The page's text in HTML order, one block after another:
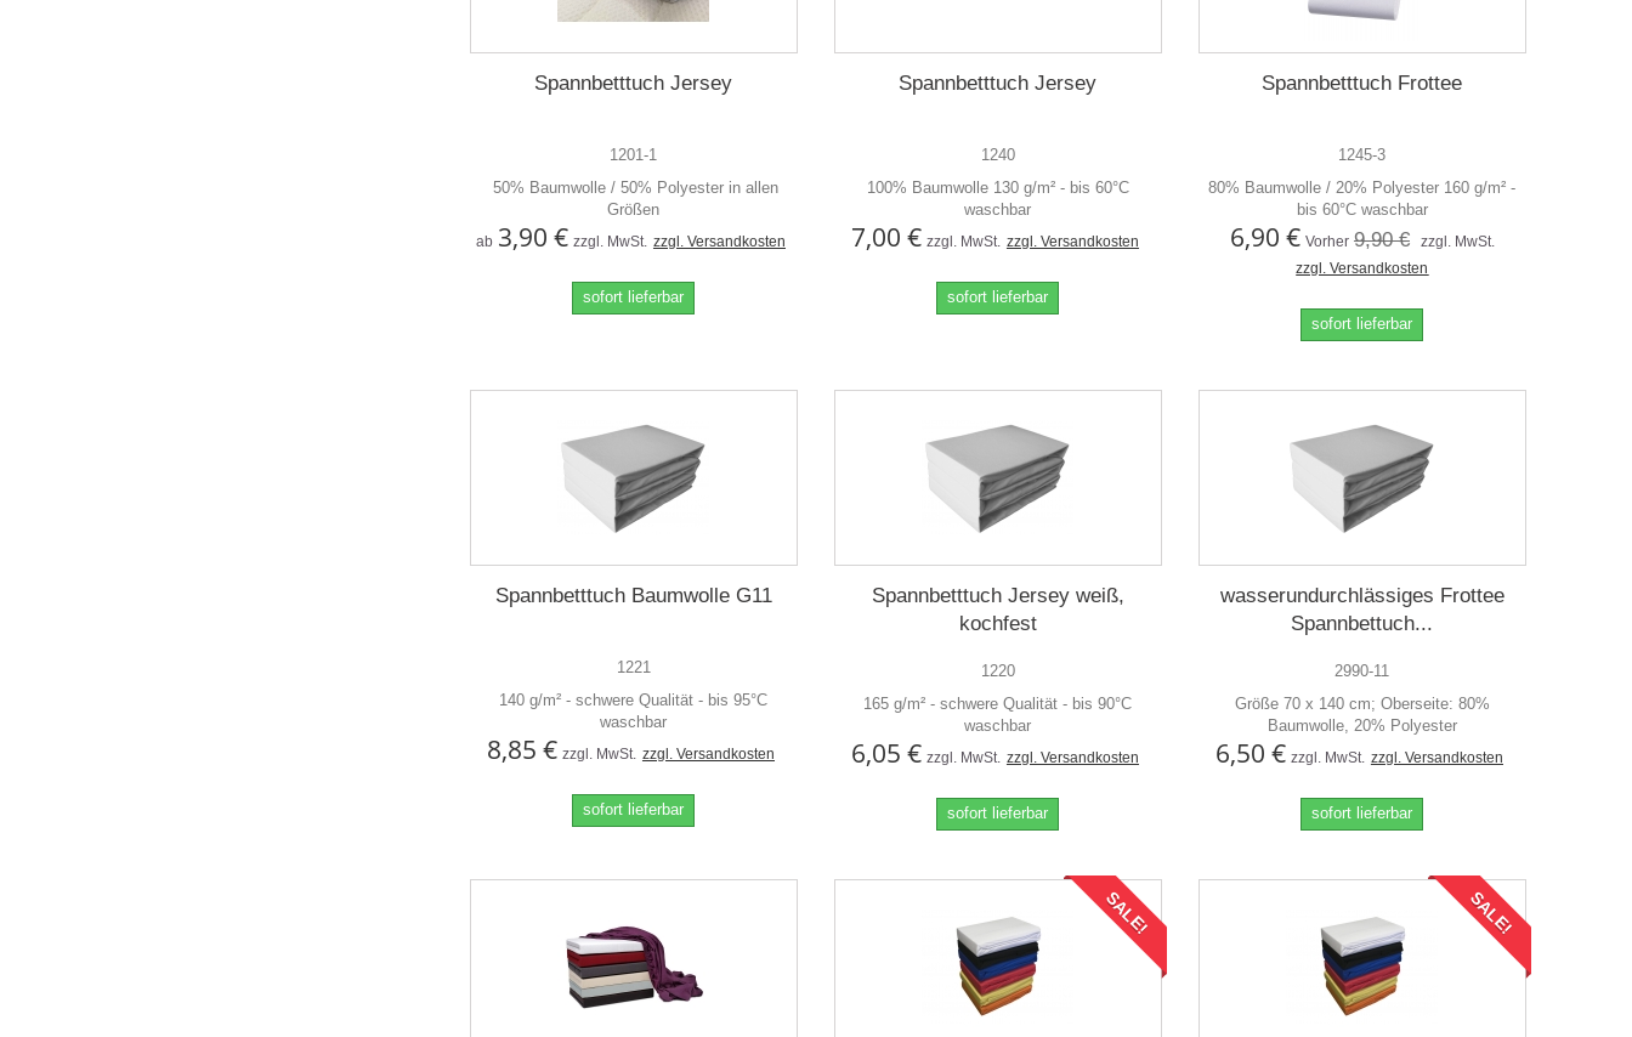
Spannbetttuch Jersey
1201-1
50% Baumwolle / 50% Polyester in allen
Größen
ab 3,90 € zzgl. MwSt. zzgl. Versandkosten
sofort lieferbar
Spannbetttuch Jersey
1240
100% Baumwolle 130 g/m² - bis 60°C
waschbar
7,00 € zzgl. MwSt. zzgl. Versandkosten
sofort lieferbar
Spannbetttuch Frottee
1245-3
80% Baumwolle / 20% Polyester 160 g/m² -
bis 60°C waschbar
6,90 € Vorher 9,90 €
zzgl. MwSt.
zzgl. Versandkosten
sofort lieferbar
Spannbetttuch Baumwolle G11
1221
140 g/m² - schwere Qualität - bis 95°C
waschbar
8,85 € zzgl. MwSt. zzgl. Versandkosten
sofort lieferbar
Spannbetttuch Jersey weiß,
kochfest
1220
165 g/m² - schwere Qualität - bis 90°C
waschbar
6,05 € zzgl. MwSt. zzgl. Versandkosten
sofort lieferbar
wasserundurchlässiges Frottee
Spannbettuch...
2990-11
Größe 70 x 140 cm; Oberseite: 80%
Baumwolle, 20% Polyester
6,50 € zzgl. MwSt. zzgl. Versandkosten
sofort lieferbar
SALE! SALE!